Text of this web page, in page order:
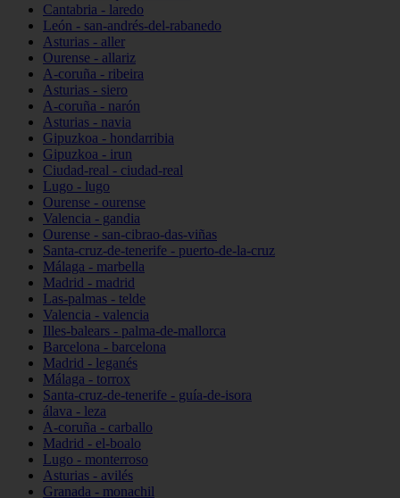
Cantabria - laredo
León - san-andrés-del-rabanedo
Asturias - aller
Ourense - allariz
A-coruña - ribeira
Asturias - siero
A-coruña - narón
Asturias - navia
Gipuzkoa - hondarribia
Gipuzkoa - irun
Ciudad-real - ciudad-real
Lugo - lugo
Ourense - ourense
Valencia - gandia
Ourense - san-cibrao-das-viñas
Santa-cruz-de-tenerife - puerto-de-la-cruz
Málaga - marbella
Madrid - madrid
Las-palmas - telde
Valencia - valencia
Illes-balears - palma-de-mallorca
Barcelona - barcelona
Madrid - leganés
Málaga - torrox
Santa-cruz-de-tenerife - guía-de-isora
álava - leza
A-coruña - carballo
Madrid - el-boalo
Lugo - monterroso
Asturias - avilés
Granada - monachil